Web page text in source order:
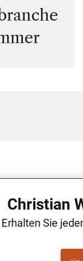
Christian
Erhalten Sie